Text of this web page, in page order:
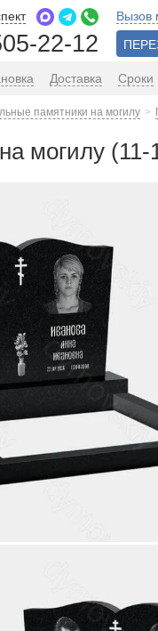
22-12
Вызов
Доставка Сроки
памятники на могилу
могилу